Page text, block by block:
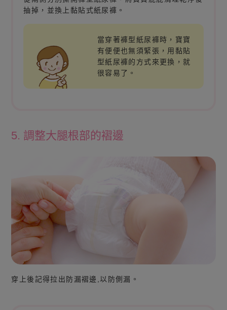
抽掉，並換上黏貼式紙尿褲。
當穿著褲型紙尿褲時，寶寶
有便便也無須緊張，用黏貼
型紙尿褲的方式來更換，就
很容易了。
5. 調整大腿根部的褶邊
穿上後記得拉出防漏褶邊,以防側漏。